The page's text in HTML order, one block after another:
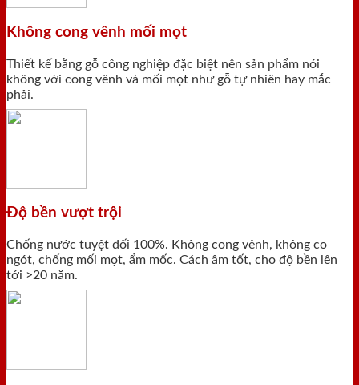
Không cong vênh mối mọt
Thiết kế bằng gỗ công nghiệp đặc biệt nên sản phẩm nói
không với cong vênh và mối mọt như gỗ tự nhiên hay mắc
phải.
Độ bền vượt trội
Chống nước tuyệt đối 100%. Không cong vênh, không co
ngót, chống mối mọt, ẩm mốc. Cách âm tốt, cho độ bền lên
tới >20 năm.